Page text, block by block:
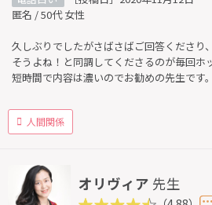
匿名 / 50代 女性
久しぶりでしたがさばさばご回答くださり
そうよね！と同調してくださるのが毎回ホ
短時間で内容は濃いのでお勧めの先生です。
人間関係
オリヴィア 先生